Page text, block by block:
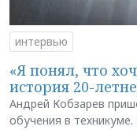
интервью
«Я понял, что
история 20-
Андрей Кобзарев
обучения в